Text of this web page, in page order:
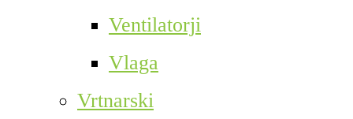
Ventilatorji
Vlaga
Vrtnarski